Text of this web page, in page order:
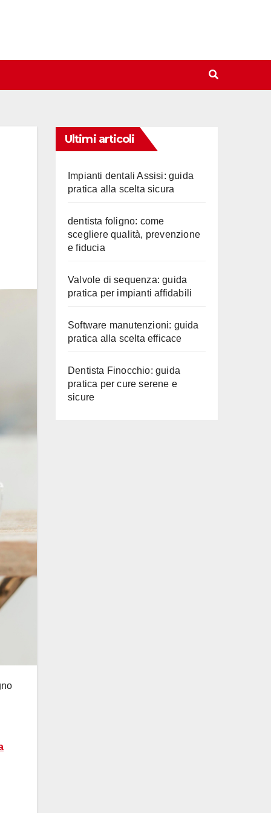
Ultimi articoli
Impianti dentali Assisi: guida
pratica alla scelta sicura
dentista foligno: come
scegliere qualità, prevenzione
e fiducia
Valvole di sequenza: guida
pratica per impianti affidabili
Software manutenzioni: guida
pratica alla scelta efficace
Dentista Finocchio: guida
pratica per cure serene e
sicure